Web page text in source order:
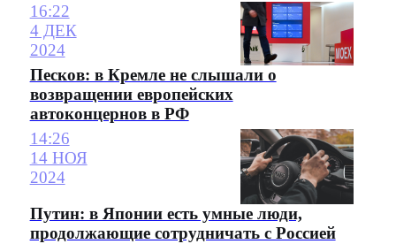
16:22
4 ДЕК
2024
Песков: в Кремле не слышали о
возвращении европейских
автоконцернов в РФ
14:26
14 НОЯ
2024
Путин: в Японии есть умные люди,
продолжающие сотрудничать с Россией